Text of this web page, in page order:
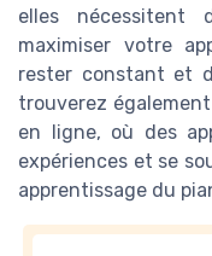
elles nécessitent
maximiser votre
rester constant et
trouverez
en ligne, où des
expériences et se
apprentissage du